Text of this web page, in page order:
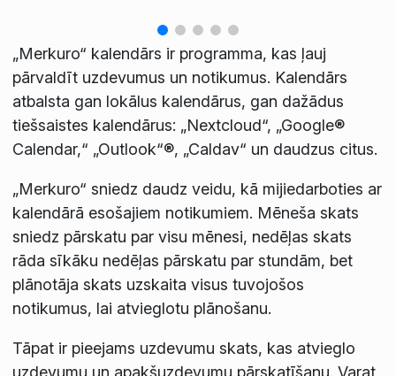
„Merkuro“ kalendārs ir programma, kas ļauj
pārvaldīt uzdevumus un notikumus. Kalendārs
atbalsta gan lokālus kalendārus, gan dažādus
tiešsaistes kalendārus: „Nextcloud“, „Google®
Calendar,“ „Outlook“®, „Caldav“ un daudzus citus.
„Merkuro“ sniedz daudz veidu, kā mijiedarboties ar
kalendārā esošajiem notikumiem. Mēneša skats
sniedz pārskatu par visu mēnesi, nedēļas skats
rāda sīkāku nedēļas pārskatu par stundām, bet
plānotāja skats uzskaita visus tuvojošos
notikumus, lai atvieglotu plānošanu.
Tāpat ir pieejams uzdevumu skats, kas atvieglo